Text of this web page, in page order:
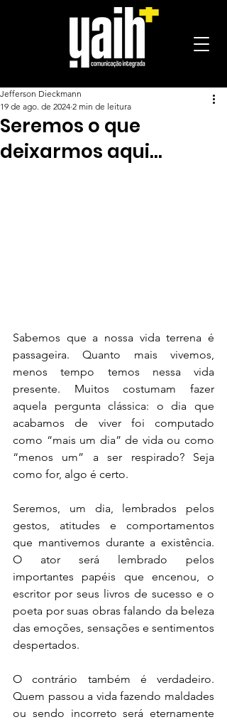
Seremos o que
deixarmos aqui…
Jefferson Dieckmann
19 de ago. de 2024 2 min de leitura
Sabemos que a nossa vida terrena é
passageira. Quanto mais vivemos,
menos tempo temos nessa vida
presente. Muitos costumam fazer
aquela pergunta clássica: o dia que
acabamos de viver foi computado
como “mais um dia” de vida ou como
“menos um” a ser respirado? Seja
como for, algo é certo.
Seremos, um dia, lembrados pelos
gestos, atitudes e comportamentos
que mantivemos durante a existência.
O ator será lembrado pelos
importantes papéis que encenou, o
escritor por seus livros de sucesso e o
poeta por suas obras falando da beleza
das emoções, sensações e sentimentos
despertados.
O contrário também é verdadeiro.
Quem passou a vida fazendo maldades
ou sendo incorreto será eternamente